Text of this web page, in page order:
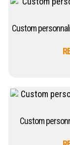
Custom
Custom